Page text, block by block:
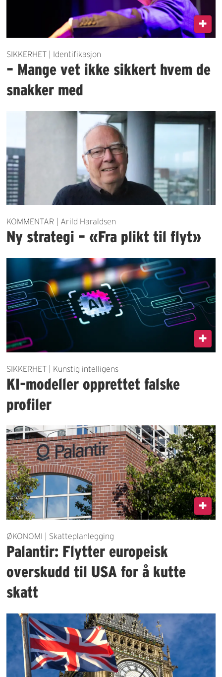
SIKKERHET | Identifikasjon
– Mange vet ikke sikkert hvem de
snakker med
KOMMENTAR | Arild Haraldsen
Ny strategi – «Fra plikt til flyt»
SIKKERHET | Kunstig intelligens
KI-modeller opprettet falske
profiler
ØKONOMI | Skatteplanlegging
Palantir: Flytter europeisk
overskudd til USA for å kutte
skatt